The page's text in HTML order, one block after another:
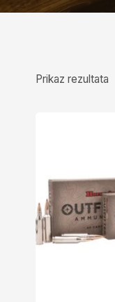
Prikaz rezultata